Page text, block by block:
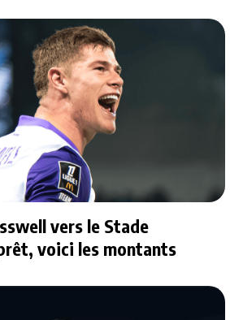
vers le Stade
voici les montants